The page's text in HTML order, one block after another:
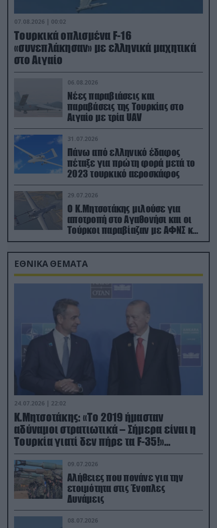
07.08.2026 | 00:02
Τουρκικά οπλισμένα F-16
«συνεπλάκησαν» με ελληνικά μαχητικά
στο Αιγαίο
06.08.2026
Νέες παραβιάσεις και
παραβάσεις της Τουρκίας στο
Αιγαίο με τρία UAV
31.07.2026
Πάνω από ελληνικό έδαφος
πέταξε για πρώτη φορά μετά το
2023 τουρκικό αεροσκάφος
29.07.2026
Ο Κ.Μητσοτάκης μιλούσε για
αποτροπή στο Αγαθονήσι και οι
Τούρκοι παραβίαζαν με ΑΦΝΣ και
drone
ΕΘΝΙΚΑ ΘΕΜΑΤΑ
24.07.2026 | 22:02
Κ.Μητσοτάκης: «Το 2019 ήμασταν
αδύναμοι στρατιωτικά – Σήμερα είναι η
Τουρκία γιατί δεν πήρε τα F-35!»
(βίντεο)
09.07.2026
Αλήθειες που πονάνε για την
ετοιμότητα στις Ένοπλες
Δυνάμεις
08.07.2026